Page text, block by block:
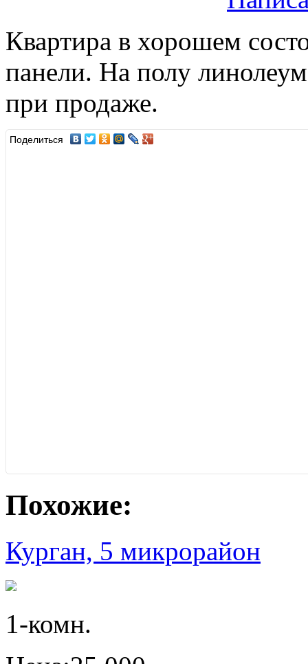
Квартира в хорошем
панели. На полу
при продаже.
Поделиться
Похожие:
Курган, 5 микрорайон
1-комн.